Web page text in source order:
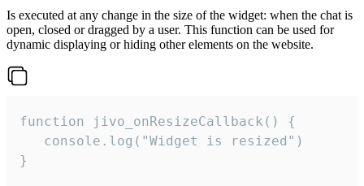
Is executed at any change in the size of the widget: when the chat is
open, closed or dragged by a user. This function can be used for
dynamic displaying or hiding other elements on the website.
function jivo_onResizeCallback() {
   console.log("Widget is resized")
}